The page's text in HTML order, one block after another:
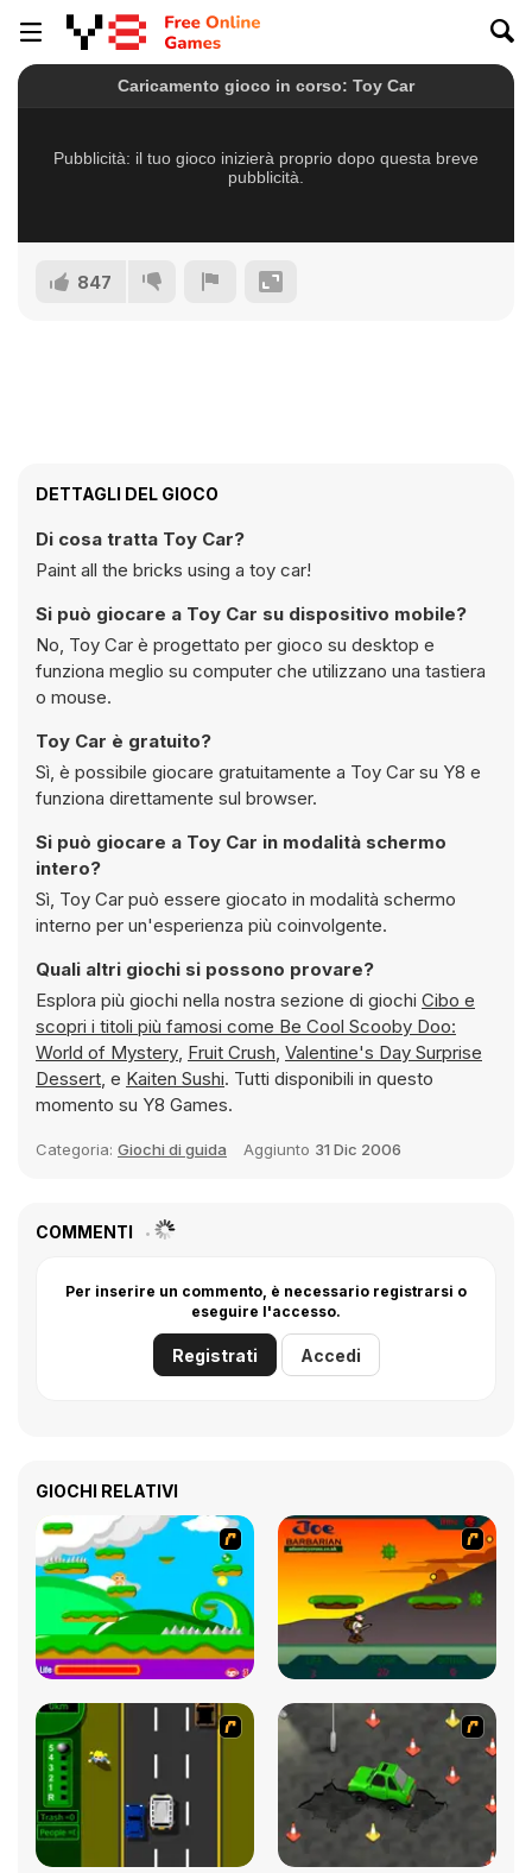
847
DETTAGLI DEL GIOCO
Di cosa tratta Toy Car?
Paint all the bricks using a toy car!
Si può giocare a Toy Car su dispositivo mobile?
No, Toy Car è progettato per gioco su desktop e
funziona meglio su computer che utilizzano una tastiera
o mouse.
Toy Car è gratuito?
Sì, è possibile giocare gratuitamente a Toy Car su Y8 e
funziona direttamente sul browser.
Si può giocare a Toy Car in modalità schermo
intero?
Sì, Toy Car può essere giocato in modalità schermo
interno per un'esperienza più coinvolgente.
Quali altri giochi si possono provare?
Esplora più giochi nella nostra sezione di giochi Cibo e
scopri i titoli più famosi come Be Cool Scooby Doo:
World of Mystery, Fruit Crush, Valentine's Day Surprise
Dessert, e Kaiten Sushi. Tutti disponibili in questo
momento su Y8 Games.
Categoria: Giochi di guida Aggiunto 31 Dic 2006
COMMENTI
Per inserire un commento, è necessario registrarsi o
eseguire l'accesso.
Registrati Accedi
GIOCHI RELATIVI